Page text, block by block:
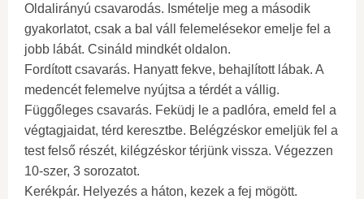
Oldalirányú csavarodás. Ismételje meg a második
gyakorlatot, csak a bal váll felemelésekor emelje fel a
jobb lábát. Csináld mindkét oldalon.
Fordított csavarás. Hanyatt fekve, behajlított lábak. A
medencét felemelve nyújtsa a térdét a vállig.
Függőleges csavarás. Feküdj le a padlóra, emeld fel a
végtagjaidat, térd keresztbe. Belégzéskor emeljük fel a
test felső részét, kilégzéskor térjünk vissza. Végezzen
10-szer, 3 sorozatot.
Kerékpár. Helyezés a háton, kezek a fej mögött.